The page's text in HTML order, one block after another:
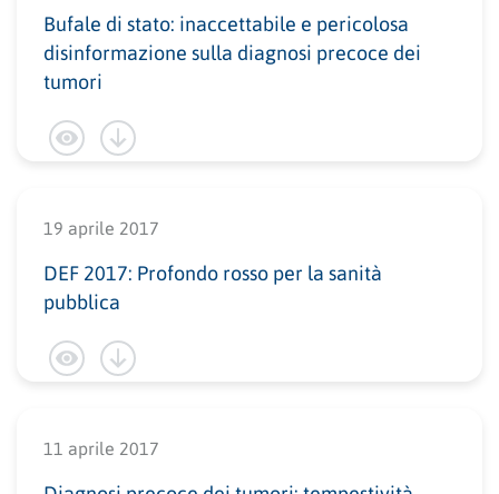
Bufale di stato: inaccettabile e pericolosa
disinformazione sulla diagnosi precoce dei
tumori
19 aprile 2017
DEF 2017: Profondo rosso per la sanità
pubblica
11 aprile 2017